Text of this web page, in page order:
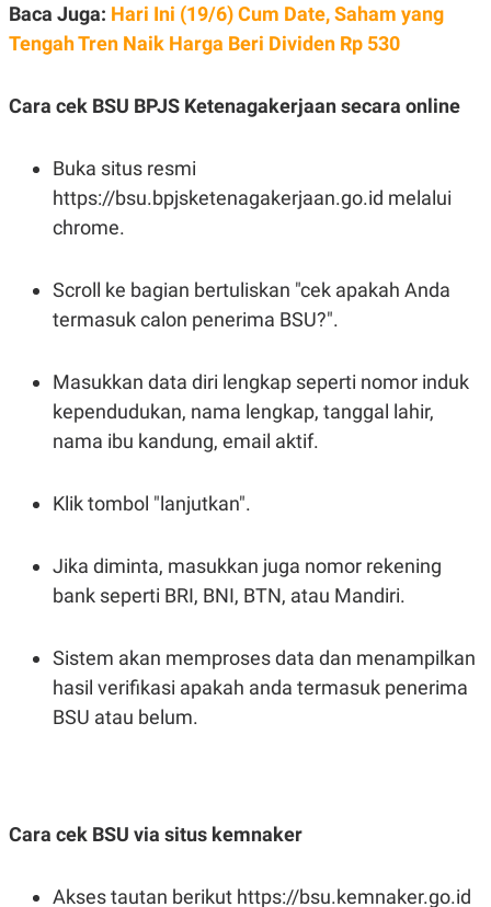
Baca Juga: Hari Ini (19/6) Cum Date, Saham yang
Tengah Tren Naik Harga Beri Dividen Rp 530
Cara cek BSU BPJS Ketenagakerjaan secara online
Buka situs resmi
https://bsu.bpjsketenagakerjaan.go.id melalui
chrome.
Scroll ke bagian bertuliskan "cek apakah Anda
termasuk calon penerima BSU?".
Masukkan data diri lengkap seperti nomor induk
kependudukan, nama lengkap, tanggal lahir,
nama ibu kandung, email aktif.
Klik tombol "lanjutkan".
Jika diminta, masukkan juga nomor rekening
bank seperti BRI, BNI, BTN, atau Mandiri.
Sistem akan memproses data dan menampilkan
hasil verifikasi apakah anda termasuk penerima
BSU atau belum.
Cara cek BSU via situs kemnaker
Akses tautan berikut https://bsu.kemnaker.go.id